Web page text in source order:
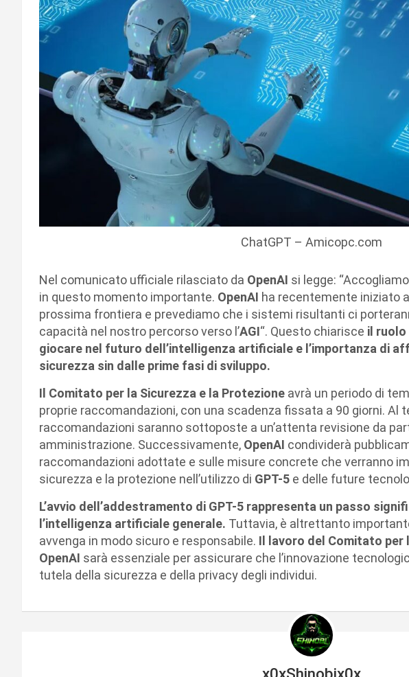
ChatGPT – Amicopc.com
Nel comunicato ufficiale rilasciato da OpenAI si legge:
in questo momento importante. OpenAI ha recentemente iniziato
prossima frontiera e prevediamo che i sistemi risultanti ci
capacità nel nostro percorso verso l’AGI“. Questo chiarisce il ruolo
giocare nel futuro dell’intelligenza artificiale e l’importanza di
sicurezza sin dalle prime fasi di sviluppo.
Il Comitato per la Sicurezza e la Protezione avrà un periodo di
proprie raccomandazioni, con una scadenza fissata a 90 giorni. Al
raccomandazioni saranno sottoposte a un’attenta revisione da
amministrazione. Successivamente, OpenAI condividerà
raccomandazioni adottate e sulle misure concrete che verranno
sicurezza e la protezione nell’utilizzo di GPT-5 e delle future
L’avvio dell’addestramento di GPT-5 rappresenta un passo
l’intelligenza artificiale generale. Tuttavia, è altrettanto
avvenga in modo sicuro e responsabile. Il lavoro del Comitato per
OpenAI sarà essenziale per assicurare che l’innovazione
tutela della sicurezza e della privacy degli individui.